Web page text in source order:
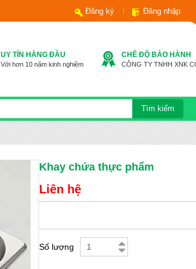
Đăng ký Đăng nhập
UY TÍN HÀNG ĐẦU
Với hơn 10 năm kinh nghiệm
CHẾ ĐỘ BẢO HÀNH
CÔNG TY TNHH XNK
Khay chứa thực phẩm
Liên hệ
Số lượng